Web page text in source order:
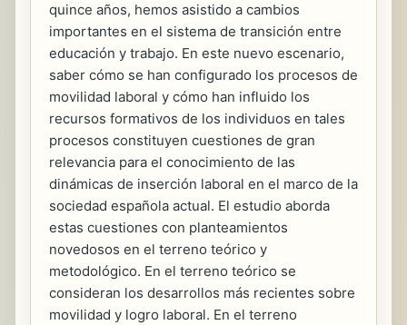
quince años, hemos asistido a cambios
importantes en el sistema de transición entre
educación y trabajo. En este nuevo escenario,
saber cómo se han configurado los procesos de
movilidad laboral y cómo han influido los
recursos formativos de los individuos en tales
procesos constituyen cuestiones de gran
relevancia para el conocimiento de las
dinámicas de inserción laboral en el marco de la
sociedad española actual. El estudio aborda
estas cuestiones con planteamientos
novedosos en el terreno teórico y
metodológico. En el terreno teórico se
consideran los desarrollos más recientes sobre
movilidad y logro laboral. En el terreno